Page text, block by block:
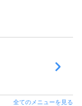
全てのメニューを見る